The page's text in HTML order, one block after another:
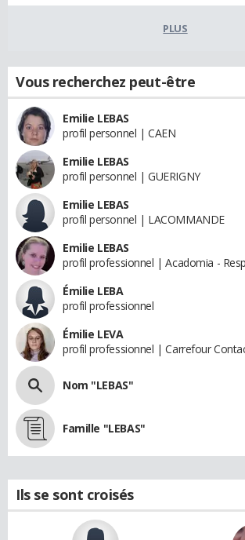
PLUS
Vous recherchez peut-être
Emilie LEBAS
profil personnel | CAEN
Emilie LEBAS
profil personnel | GUERIGNY
Emilie LEBAS
profil personnel | LACOMMANDE
Emilie LEBAS
profil professionnel | Acadomia -
Émilie LEBA
profil professionnel
Émilie LEVA
profil professionnel | Carrefour
Nom "LEBAS"
Famille "LEBAS"
Ils se sont croisés